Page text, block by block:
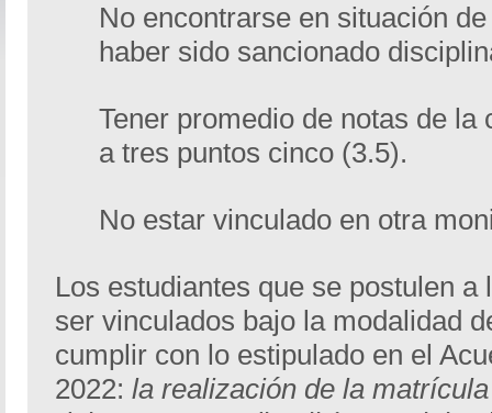
No encontrarse en situación
haber sido sancionado
Tener promedio de notas de
a tres puntos cinco (3.5).
No estar vinculado en otra
Los estudiantes que se postulen a
ser vinculados bajo la modalidad
cumplir con lo estipulado en el
2022: la realización de la